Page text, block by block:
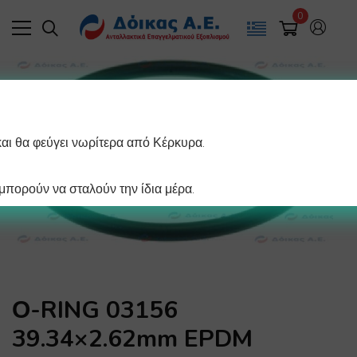
0
Ο-RING 03156
39.34×2.62mm EPDM
θα φεύγει νωρίτερα από Κέρκυρα.
να σταλούν την ίδια μέρα.